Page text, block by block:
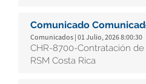
Comunicado
Comunicados | 01 Julio, 2026 8:00:30
CHR-8700-Contratación
RSM Costa Rica